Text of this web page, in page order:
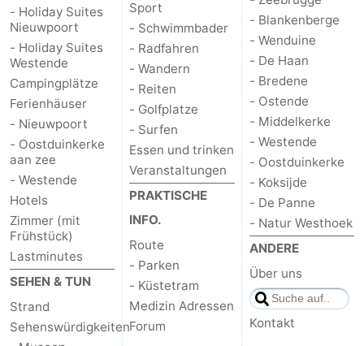
- Holiday Suites
Nieuwpoort
- Holiday Suites
Westende
Campingplätze
Ferienhäuser
- Nieuwpoort
- Oostduinkerke
aan zee
- Westende
Hotels
Zimmer (mit
Frühstück)
Lastminutes
SEHEN & TUN
Strand
Sehenswürdigkeiten
Sport
- Schwimmbader
- Radfahren
- Wandern
- Reiten
- Golfplatze
- Surfen
Essen und trinken
Veranstaltungen
PRAKTISCHE
INFO.
Route
- Parken
- Küstetram
Medizin Adressen
Forum
- Blankenberge
- Wenduine
- De Haan
- Bredene
- Ostende
- Middelkerke
- Westende
- Oostduinkerke
- Koksijde
- De Panne
- Natur Westhoek
ANDERE
Über uns
Kontakt